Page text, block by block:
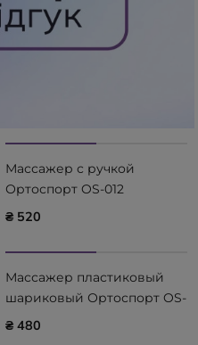
Массажер с ручкой
Ортоспорт OS-012
OrtoSport
₴ 520
Массажер пластиковый
шариковый Ортоспорт OS-
051 Ortosport
₴ 480